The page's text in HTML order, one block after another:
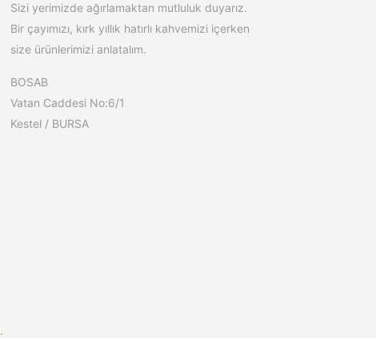
Sizi yerimizde ağırlamaktan mutluluk duyarız.
Bir çayımızı, kırk yıllık hatırlı kahvemizi içerken
size ürünlerimizi anlatalım.
BOSAB
Vatan Caddesi No:6/1
Kestel / BURSA
.